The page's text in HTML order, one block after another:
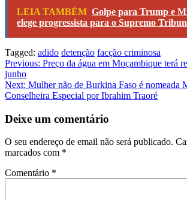
Share
LEIA TAMBÉM Golpe para Trump e
elege progressista para o Supremo
Tagged: adido detenção facção criminosa
Navegação
de
artigos
Previous: Preço da água em Moçambique terá
junho
Next: Mulher não de Burkina Faso é nomeada
Conselheira Especial por Ibrahim Traoré
Deixe um comentário
O seu endereço de email não será publicado.
marcados com *
Comentário *